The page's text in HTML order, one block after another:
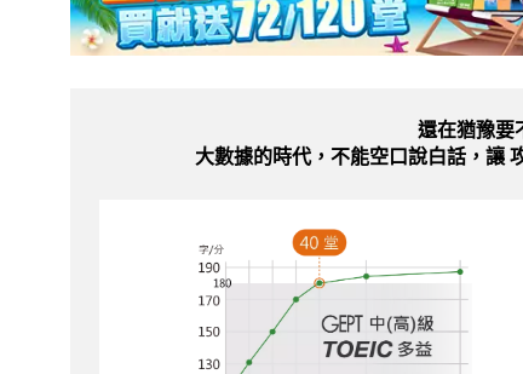
還在猶豫要
大數據的時代，不能空口說白話，讓